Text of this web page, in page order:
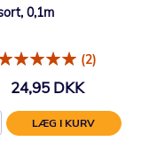
0,1m
(2)
24,95 DKK
LÆG I KURV